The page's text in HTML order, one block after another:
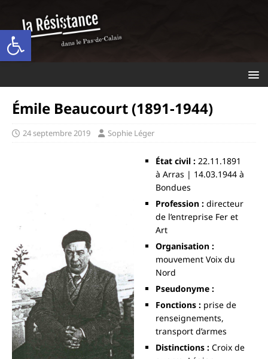
Ouvrir la barre d’outils
Émile Beaucourt (1891-1944)
24 septembre 2019 Sophie Léger
État civil : 22.11.1891
à Arras | 14.03.1944 à
Bondues
Profession : directeur
de l’entreprise Fer et
Art
Organisation :
mouvement Voix du
Nord
Pseudonyme :
Fonctions : prise de
renseignements,
transport d’armes
Distinctions :Croix de